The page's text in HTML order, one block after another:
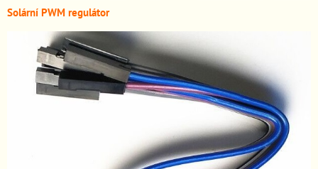
Solární PWM regulátor